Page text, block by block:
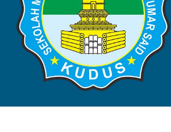
VALIDASI SKL
Validasi SKL